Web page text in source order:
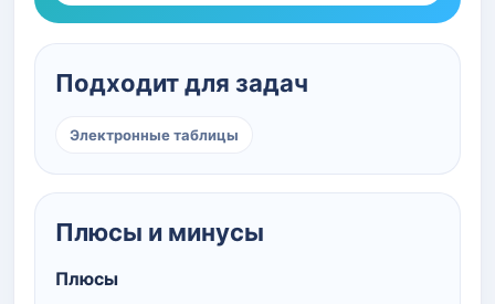
Подходит для задач
Электронные таблицы
Плюсы и минусы
Плюсы